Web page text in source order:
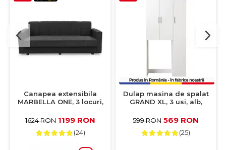
Canapea extensibila
MARBELLA ONE, 3 locuri,
depozitare, antracit,
1624 RON 1199 RON
(24)
Dulap masina de spalat
GRAND XL, 3 usi, alb,
599 RON 569 RON
(25)